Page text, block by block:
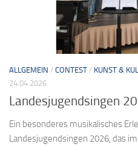
ALLGEMEIN / CONTEST / KUNST &
24.04.2026
Landesjugendsingen
Ein besonderes musikalisches
Landesjugendsingen 2026, das